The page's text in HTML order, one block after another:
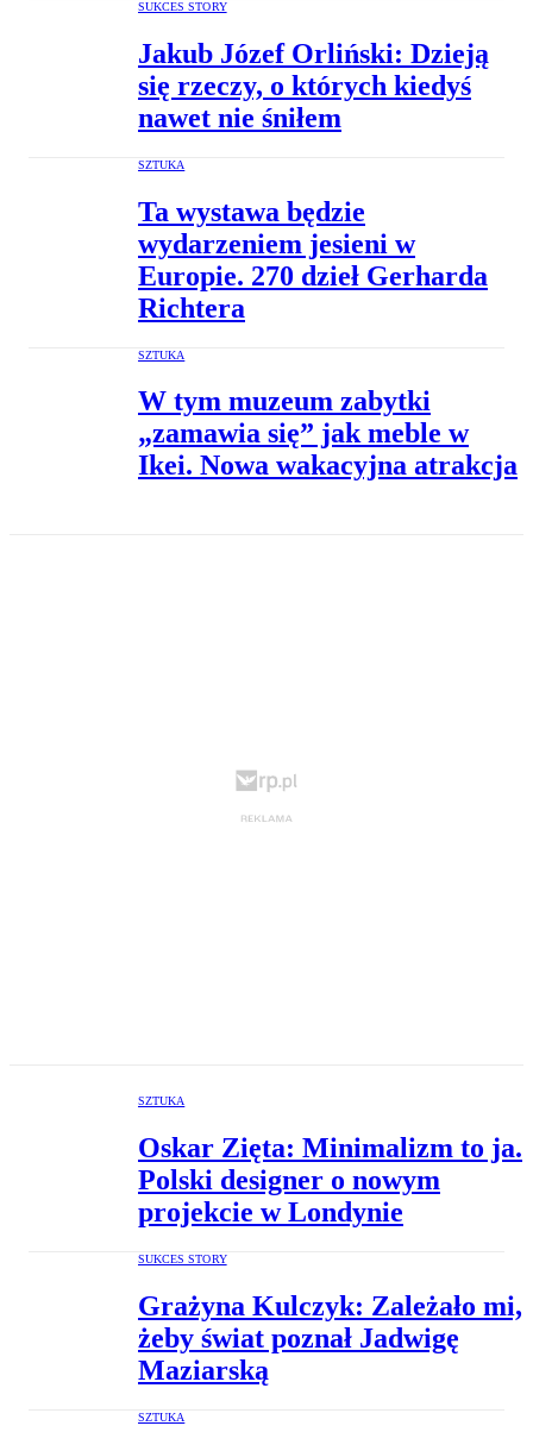
SUKCES STORY
Jakub Józef Orliński: Dzieją
się rzeczy, o których kiedyś
nawet nie śniłem
SZTUKA
Ta wystawa będzie
wydarzeniem jesieni w
Europie. 270 dzieł Gerharda
Richtera
SZTUKA
W tym muzeum zabytki
„zamawia się” jak meble w
Ikei. Nowa wakacyjna atrakcja
SZTUKA
Oskar Zięta: Minimalizm to ja.
Polski designer o nowym
projekcie w Londynie
SUKCES STORY
Grażyna Kulczyk: Zależało mi,
żeby świat poznał Jadwigę
Maziarską
SZTUKA